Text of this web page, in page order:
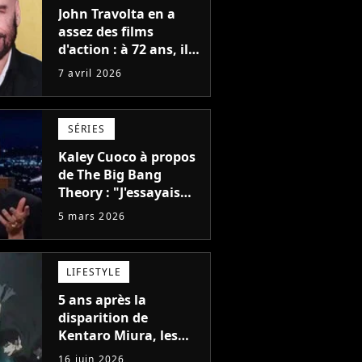
John Travolta en a
assez des films
d'action : à 72 ans, il
signe son premier
écrite il y a 30 ans
7 avril 2026
SÉRIES
Kaley Cuoco à propos
de The Big Bang
Theory : "J'essayais
désespérément de
soudé, et nous nous
aimions tous
vraiment, mais ça a
duré douze ans"
5 mars 2026
LIFESTYLE
5 ans après la
disparition de
Kentaro Miura, les
chapitres 384 à 386 de